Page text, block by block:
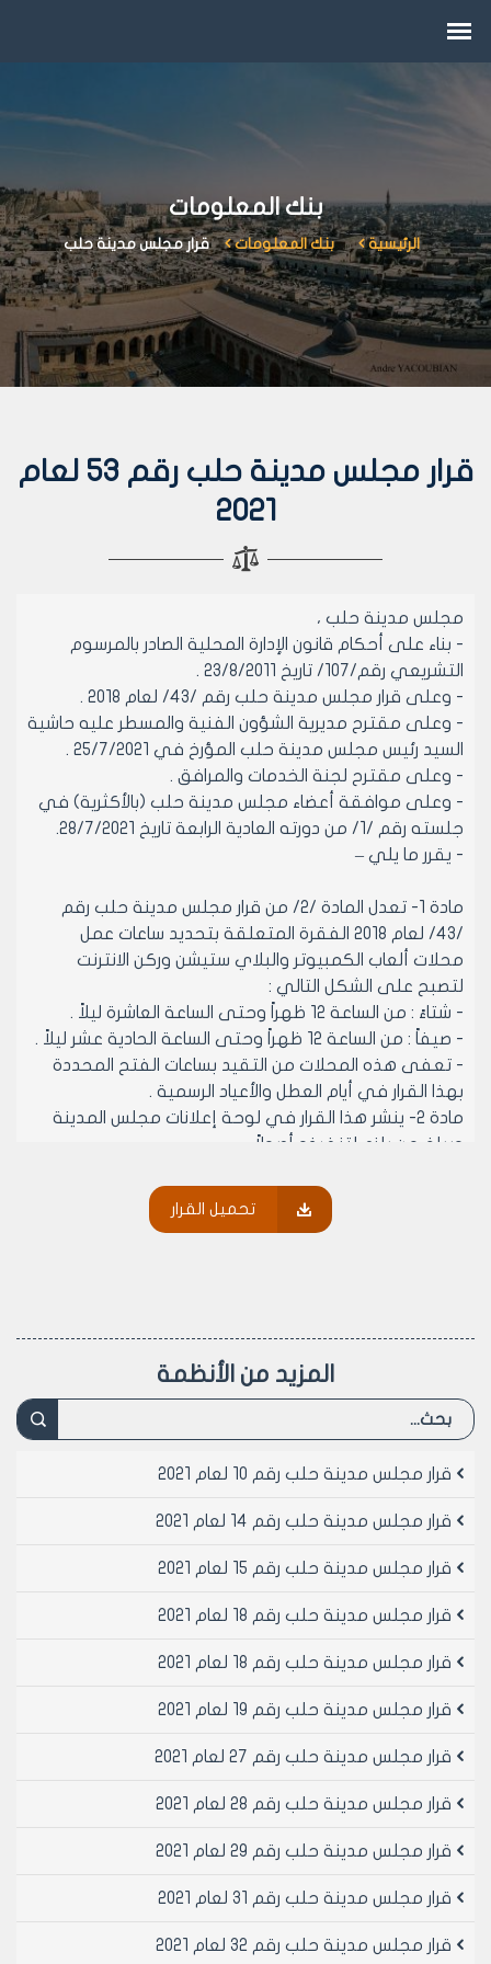
بنك المعلومات
الرئيسية بنك المعلومات قرار مجلس مدينة حلب
قرار مجلس مدينة حلب رقم 53 لعام
2021
مجلس مدينة حلب ،
- بناء على أحكام قانون الإدارة المحلية الصادر بالمرسوم
التشريعي رقم/107/ تاريخ 23/8/2011 .
- وعلى قرار مجلس مدينة حلب رقم /43/ لعام 2018 .
- وعلى مقترح مديرية الشؤون الفنية والمسطر عليه حاشية
السيد رئيس مجلس مدينة حلب المؤرخ في 25/7/2021 .
- وعلى مقترح لجنة الخدمات والمرافق .
- وعلى موافقة أعضاء مجلس مدينة حلب (بالأكثرية) في
جلسته رقم /1/ من دورته العادية الرابعة تاريخ 28/7/2021.
- يقرر ما يلي –
مادة 1- تعدل المادة /2/ من قرار مجلس مدينة حلب رقم
/43/ لعام 2018 الفقرة المتعلقة بتحديد ساعات عمل
محلات ألعاب الكمبيوتر والبلاي ستيشن وركن الانترنت
لتصبح على الشكل التالي :
- شتاءً : من الساعة 12 ظهراً وحتى الساعة العاشرة ليلاً .
- صيفاً : من الساعة 12 ظهراً وحتى الساعة الحادية عشر ليلاً .
- تعفى هذه المحلات من التقيد بساعات الفتح المحددة
بهذا القرار في أيام العطل والأعياد الرسمية .
مادة 2- ينشر هذا القرار في لوحة إعلانات مجلس المدينة
ويبلغ من يلزم لتنفيذه أصولاً
رئيس مجلس مدينة حلب
الدكتور المهندس معد المدلجي
تحميل القرار
المزيد من الأنظمة
قرار مجلس مدينة حلب رقم 10 لعام 2021
قرار مجلس مدينة حلب رقم 14 لعام 2021
قرار مجلس مدينة حلب رقم 15 لعام 2021
قرار مجلس مدينة حلب رقم 18 لعام 2021
قرار مجلس مدينة حلب رقم 18 لعام 2021
قرار مجلس مدينة حلب رقم 19 لعام 2021
قرار مجلس مدينة حلب رقم 27 لعام 2021
قرار مجلس مدينة حلب رقم 28 لعام 2021
قرار مجلس مدينة حلب رقم 29 لعام 2021
قرار مجلس مدينة حلب رقم 31 لعام 2021
قرار مجلس مدينة حلب رقم 32 لعام 2021